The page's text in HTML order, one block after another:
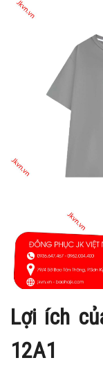
Lợi ích
12A1